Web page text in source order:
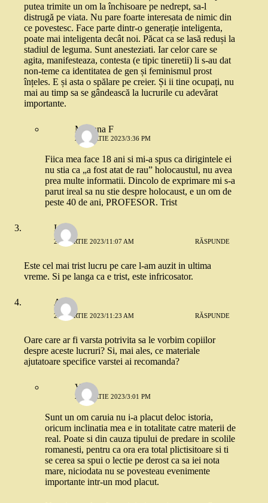
putea trimite un om la închisoare pe nedrept, sa-l
distrugă pe viata. Nu pare foarte interesata de nimic din
ce povestesc. Face parte dintr-o generație inteligenta,
poate mai inteligenta decât noi. Păcat ca se lasă reduși la
stadiul de leguma. Sunt anesteziati. Iar celor care se
agita, manifesteaza, contesta (e tipic tineretii) li s-au dat
non-teme ca identitatea de gen și feminismul prost
înțeles. E și asta o spălare pe creier. Și ii tine ocupați, nu
mai au timp sa se gândească la lucrurile cu adevărat
importante.
Mariana F
20 MARTIE 2023/3:36 PM
Fiica mea face 18 ani si mi-a spus ca dirigintele ei
nu stia ca „a fost atat de rau” holocaustul, nu avea
prea multe informatii. Dincolo de exprimare mi s-a
parut ireal sa nu stie despre holocaust, e un om de
peste 40 de ani, PROFESOR. Trist
Ioana
20 MARTIE 2023/11:07 AM RĂSPUNDE
Este cel mai trist lucru pe care l-am auzit in ultima
vreme. Si pe langa ca e trist, este infricosator.
Alta
20 MARTIE 2023/11:23 AM RĂSPUNDE
Oare care ar fi varsta potrivita sa le vorbim copiilor
despre aceste lucruri? Si, mai ales, ce materiale
ajutatoare specifice varstei ai recomanda?
Vasi
20 MARTIE 2023/3:01 PM
Sunt un om caruia nu i-a placut deloc istoria,
oricum inclinatia mea e in totalitate catre materii de
real. Poate si din cauza tipului de predare in scolile
romanesti, pentru ca ora era total plictisitoare si ti
se cerea sa spui o lectie pe derost ca sa iei nota
mare, niciodata nu se povesteau evenimente
importante intr-un mod placut.